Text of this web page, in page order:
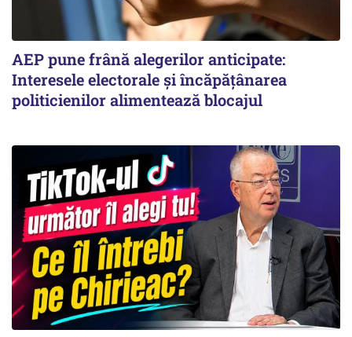
AEP pune frână alegerilor anticipate:
Interesele electorale și încăpățânarea
politicienilor alimentează blocajul